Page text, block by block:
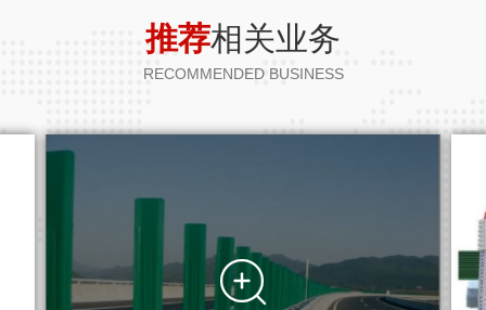
推荐相关业务
RECOMMENDED BUSINESS
